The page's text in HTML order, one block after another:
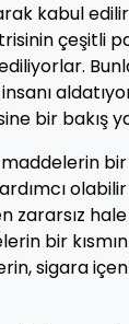
kabul
çeşitli
bir bakış
bir
bir
sigara